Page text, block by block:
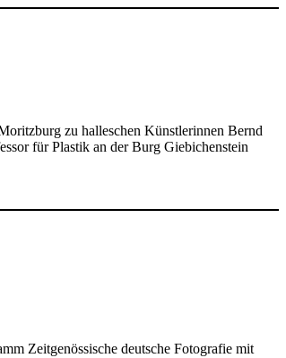
zu halleschen Künstlerinnen Bernd
für Plastik an der Burg Giebichenstein
Zeitgenössische deutsche Fotografie mit